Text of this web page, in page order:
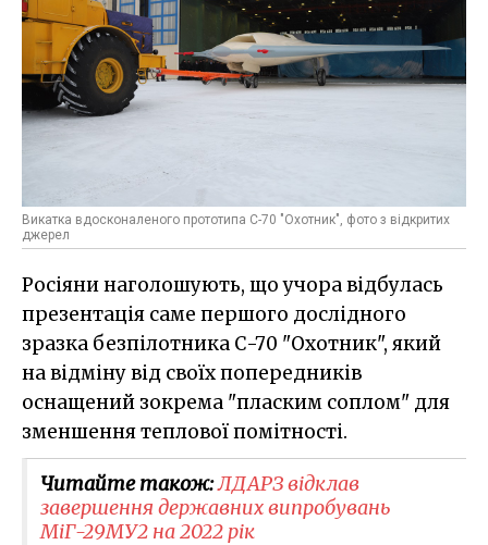
Викатка вдосконаленого прототипа С-70 "Охотник", фото з відкритих
джерел
Росіяни наголошують, що учора відбулась
презентація саме першого дослідного
зразка безпілотника С-70 "Охотник", який
на відміну від своїх попередників
оснащений зокрема "пласким соплом" для
зменшення теплової помітності.
Читайте також:ЛДАРЗ відклав
завершення державних випробувань
МіГ-29МУ2 на 2022 рік